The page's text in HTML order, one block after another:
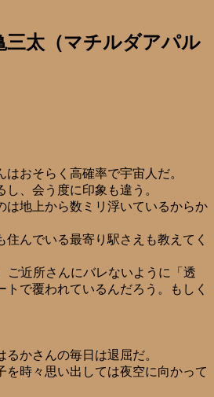
三太（マチルダアパル
おそらく高確率で宇宙人だ。
、会う度に印象も違う。
は地上から数ミリ浮いているからか
住んでいる最寄り駅さえも教えてく
ご近所さんにバレないように「透
トで覆われているんだろう。もしく
かさんの毎日は退屈だ。
を時々思い出しては夜空に向かって